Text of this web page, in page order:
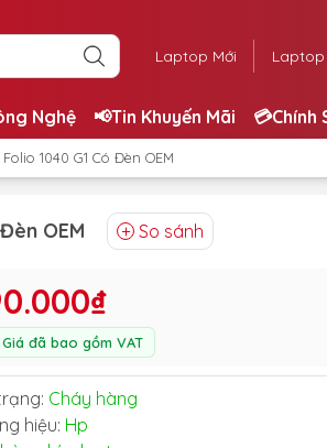
Laptop Mới Laptop
Nghệ 📢Tin Khuyến Mãi 💳Chính
1040 G1 Có Đèn OEM
OEM So sánh
Giá đã bao gồm VAT
Cháy hàng
hiệu: Hp